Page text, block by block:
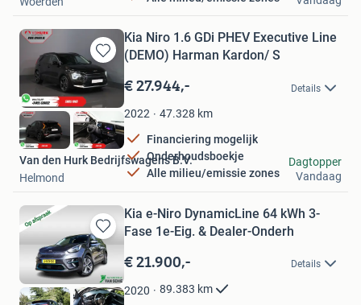
Bewaren
in
Mijn
Favorieten
Kia Niro 1.6 GDi PHEV Executive Line
(DEMO) Harman Kardon/ S
€ 27.944,- Details
2022 47.328 km
Financiering mogelijk
Onderhoudsboekje
Alle milieu/emissie zones
Van den Hurk Bedrijfswagens B.V.
Helmond
Dagtopper
Vandaag
Bewaren
in
Mijn
Favorieten
Kia e-Niro DynamicLine 64 kWh 3-
Fase 1e-Eig. & Dealer-Onderh
€ 21.900,- Details
2020 89.383 km